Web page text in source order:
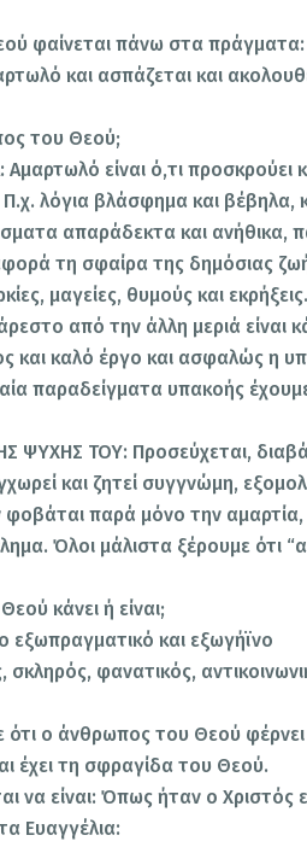
φαίνεται πάνω στα πράγματα:
και ασπάζεται και
του Θεού;
είναι ό,τι προσκρούει
λόγια βλάσφημα και βέβηλα,
απαράδεκτα και ανήθικα,
τη σφαίρα της δημόσιας
μαγείες, θυμούς και
από την άλλη μεριά είναι
και καλό έργο και ασφαλώς η
παραδείγματα υπακοής
ΨΥΧΗΣ ΤΟΥ: Προσεύχεται,
και ζητεί συγγνώμη,
φοβάται παρά μόνο την
Όλοι μάλιστα ξέρουμε ότι
κάνει ή είναι;
εξωπραγματικό και εξωγήϊνο
σκληρός, φανατικός,
ο άνθρωπος του Θεού
έχει τη σφραγίδα του Θεού.
να είναι: Όπως ήταν ο Χριστός
Ευαγγέλια: